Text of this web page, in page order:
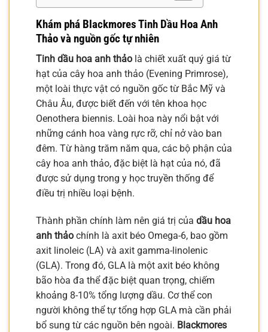
Khám phá Blackmores Tinh Dầu Hoa Anh
Thảo và nguồn gốc tự nhiên
Tinh dầu hoa anh thảo là chiết xuất quý giá từ
hạt của cây hoa anh thảo (Evening Primrose),
một loài thực vật có nguồn gốc từ Bắc Mỹ và
Châu Âu, được biết đến với tên khoa học
Oenothera biennis. Loài hoa này nổi bật với
những cánh hoa vàng rực rỡ, chỉ nở vào ban
đêm. Từ hàng trăm năm qua, các bộ phận của
cây hoa anh thảo, đặc biệt là hạt của nó, đã
được sử dụng trong y học truyền thống để
điều trị nhiều loại bệnh.
Thành phần chính làm nên giá trị của dầu hoa
anh thảo chính là axit béo Omega-6, bao gồm
axit linoleic (LA) và axit gamma-linolenic
(GLA). Trong đó, GLA là một axit béo không
bão hòa đa thể đặc biệt quan trọng, chiếm
khoảng 8-10% tổng lượng dầu. Cơ thể con
người không thể tự tổng hợp GLA mà cần phải
bổ sung từ các nguồn bên ngoài. Blackmores